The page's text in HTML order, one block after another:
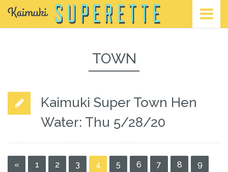
TOWN
Kaimuki Super Town Hen
Water: Thu 5/28/20
« 1 2 3 4 5 6 7 8
9